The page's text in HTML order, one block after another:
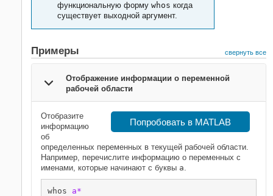
функциональную форму whos когда
существует выходной аргумент.
Примеры свернуть все
Отображение информации о переменной
рабочей области
Попробовать в MATLAB
Отобразите
информацию
об
определенных переменных в текущей рабочей области.
Например, перечислите информацию о переменных с
именами, которые начинают с буквы a.
whos a*